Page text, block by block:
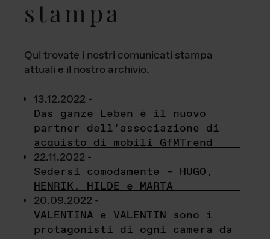
stampa
Qui trovate i nostri comunicati stampa
attuali e il nostro archivio.
13.12.2022 -
Das ganze Leben è il nuovo
partner dell’associazione di
acquisto di mobili GfMTrend
22.11.2022 -
Sedersi comodamente – HUGO,
HENRIK, HILDE e MARTA
20.09.2022 -
VALENTINA e VALENTIN sono i
protagonisti di ogni camera da